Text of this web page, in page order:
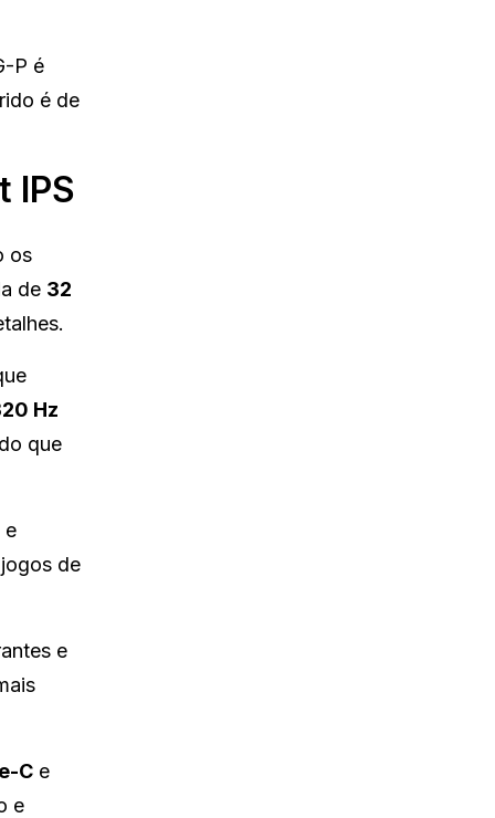
P é
é de
IPS
os
de 32
Hz
que
e
de
e
C e
e